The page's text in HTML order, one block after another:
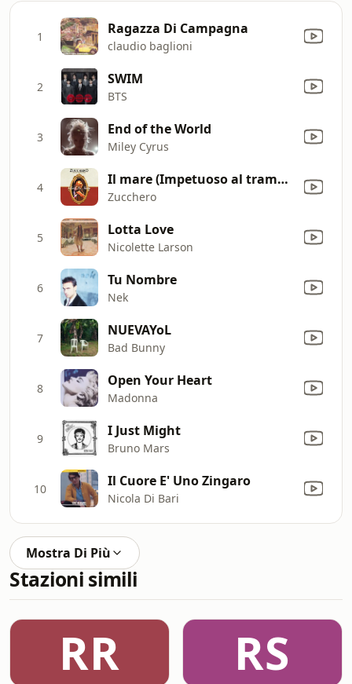
1 Ragazza Di Campagna
claudio baglioni
2 SWIM
BTS
3 End of the World
Miley Cyrus
4 Il mare (Impetuoso al tramonto sali'sulla luna e dietro una tendina di stelle...) [Live 2008]
Zucchero
5 Lotta Love
Nicolette Larson
6 Tu Nombre
Nek
7 NUEVAYoL
Bad Bunny
8 Open Your Heart
Madonna
9 I Just Might
Bruno Mars
10 Il Cuore E' Uno Zingaro
Nicola Di Bari
Mostra Di Più
Stazioni simili
RR RS